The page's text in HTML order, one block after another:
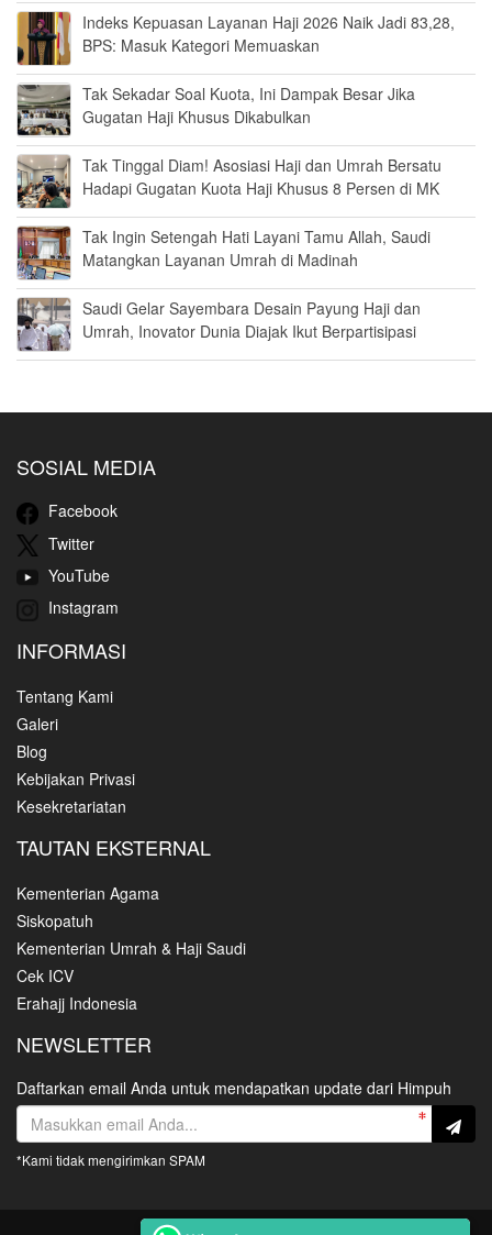
Indeks Kepuasan Layanan Haji 2026 Naik Jadi 83,28,
BPS: Masuk Kategori Memuaskan
Tak Sekadar Soal Kuota, Ini Dampak Besar Jika
Gugatan Haji Khusus Dikabulkan
Tak Tinggal Diam! Asosiasi Haji dan Umrah Bersatu
Hadapi Gugatan Kuota Haji Khusus 8 Persen di MK
Tak Ingin Setengah Hati Layani Tamu Allah, Saudi
Matangkan Layanan Umrah di Madinah
Saudi Gelar Sayembara Desain Payung Haji dan
Umrah, Inovator Dunia Diajak Ikut Berpartisipasi
SOSIAL MEDIA
Facebook
Twitter
YouTube
Instagram
INFORMASI
Tentang Kami
Galeri
Blog
Kebijakan Privasi
Kesekretariatan
TAUTAN EKSTERNAL
Kementerian Agama
Siskopatuh
Kementerian Umrah & Haji Saudi
Cek ICV
Erahajj Indonesia
NEWSLETTER
Daftarkan email Anda untuk mendapatkan update dari Himpuh
*Kami tidak mengirimkan SPAM